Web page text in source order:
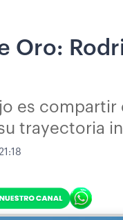
Oro:
es
trayectoria